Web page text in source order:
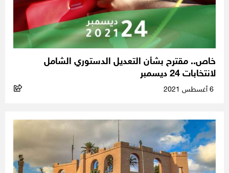
خاص.. مقترح بشأن التعديل الدستوري الشامل
لانتخابات 24 ديسمبر